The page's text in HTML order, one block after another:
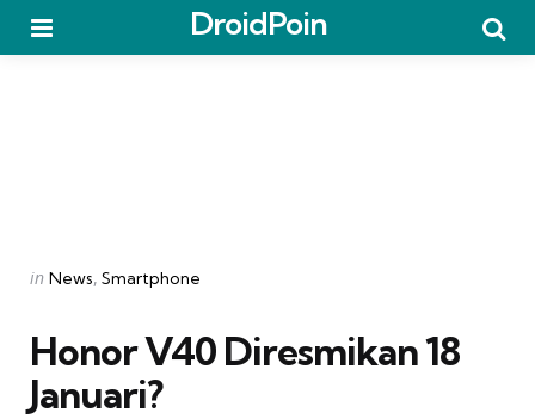
DroidPoin
Categories
Posted
in News Smartphone
Honor V40 Diresmikan 18
Januari?